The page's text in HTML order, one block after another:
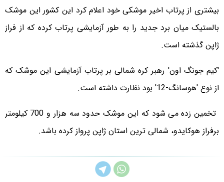
بیشتری از پرتاب اخیر موشکی خود اعلام کرد این کشور این موشک
بالستیک میان برد جدید را به طور آزمایشی پرتاب کرده که از فراز
ژاپن گذشته است.
'کیم جونگ اون' رهبر کره شمالی بر پرتاب آزمایشی این موشک که
از نوع 'هوسانگ-12' بود نظارت داشته است.
تخمین زده می شود که این موشک حدود سه هزار و 700 کیلومتر
برفراز هوکایدو، شمالی ترین استان ژاپن پرواز کرده باشد.